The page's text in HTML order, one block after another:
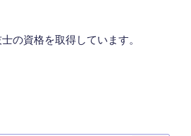
の資格を取得しています。